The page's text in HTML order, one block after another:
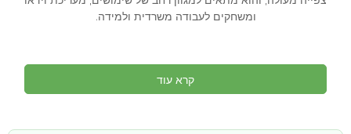
ומשחקים לעבודה משרדית ולמידה.
קרא עוד